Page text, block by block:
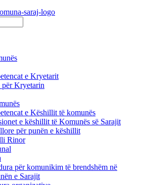
e Kryetarit
për Kryetarin
e Këshillit të komunës
e këshillit të Komunës së Sarajit
për punën e këshillit
Rinor
për komunikim të brendshëm në
e Sarajit